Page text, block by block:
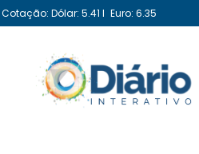
Cotação: Dólar: 5.41 I Euro: 6.35